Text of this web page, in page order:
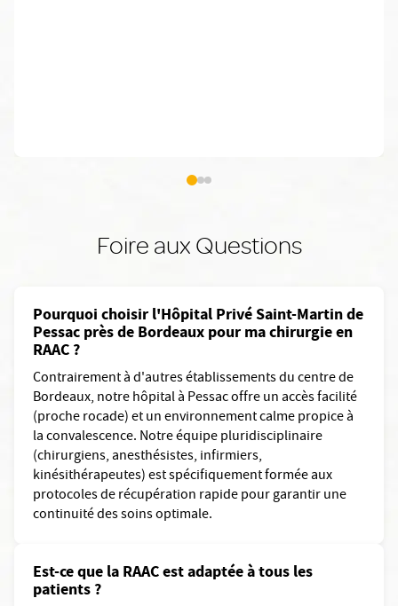
Foire aux Questions
Pourquoi choisir l'Hôpital Privé Saint-Martin de
Pessac près de Bordeaux pour ma chirurgie en
RAAC ?
Contrairement à d'autres établissements du centre de
Bordeaux, notre hôpital à Pessac offre un accès facilité
(proche rocade) et un environnement calme propice à
la convalescence. Notre équipe pluridisciplinaire
(chirurgiens, anesthésistes, infirmiers,
kinésithérapeutes) est spécifiquement formée aux
protocoles de récupération rapide pour garantir une
continuité des soins optimale.
Est-ce que la RAAC est adaptée à tous les
patients ?